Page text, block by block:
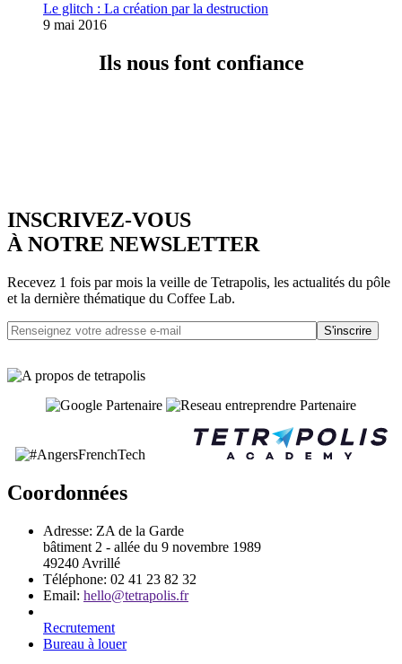
Le glitch : La création par la destruction
9 mai 2016
Ils nous font confiance
INSCRIVEZ-VOUS
À NOTRE NEWSLETTER
Recevez 1 fois par mois la veille de Tetrapolis, les actualités du pôle
et la dernière thématique du Coffee Lab.
S'inscrire
Coordonnées
Adresse: ZA de la Garde
bâtiment 2 - allée du 9 novembre 1989
49240 Avrillé
Téléphone: 02 41 23 82 32
Email: hello@tetrapolis.fr
Recrutement
Bureau à louer